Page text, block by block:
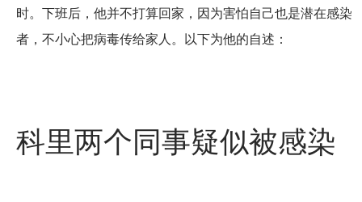
时。下班后，他并不打算回家，因为害怕自己也是潜在感染
者，不小心把病毒传给家人。以下为他的自述：
科里两个同事疑似被感染